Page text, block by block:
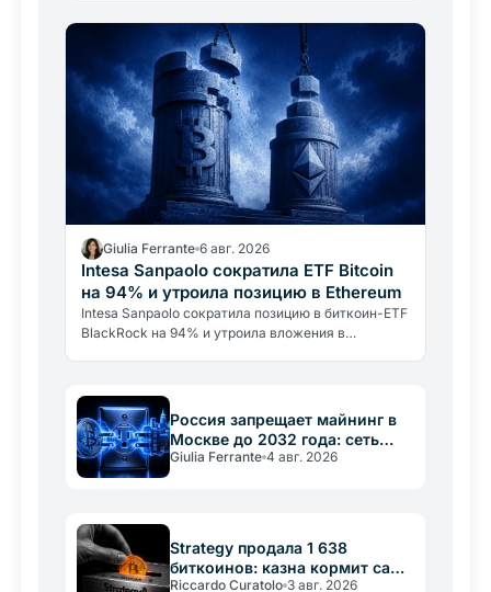
Giulia Ferrante 6 авг. 2026
Intesa Sanpaolo сократила ETF Bitcoin
на 94% и утроила позицию в Ethereum
Intesa Sanpaolo сократила позицию в биткоин-ETF
BlackRock на 94% и утроила вложения в
Россия запрещает майнинг в
Москве до 2032 года: сеть
важнее крипты
Giulia Ferrante 4 авг. 2026
Strategy продала 1 638
биткоинов: казна кормит саму
себя
Riccardo Curatolo 3 авг. 2026